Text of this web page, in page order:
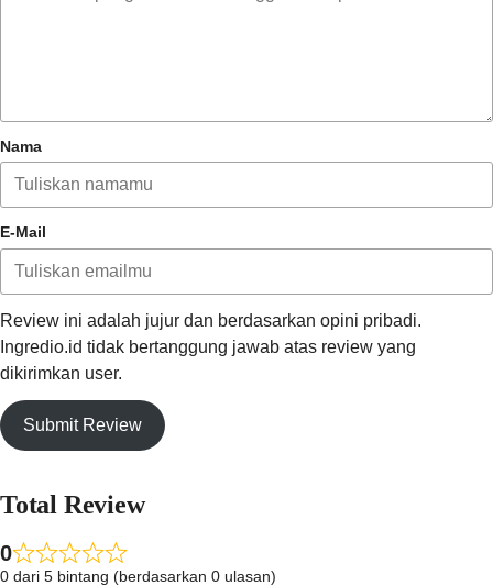
produk tetap stabil dari waktu ke waktu.i yang dikumpulkan
Nama
E-Mail
Review ini adalah jujur dan berdasarkan opini pribadi.
Ingredio.id tidak bertanggung jawab atas review yang
dikirimkan user.
Submit Review
Total Review
0
0 dari 5 bintang (berdasarkan 0 ulasan)